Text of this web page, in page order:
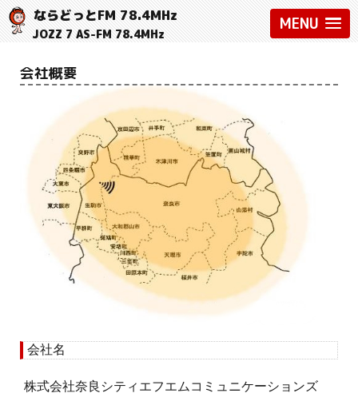
MENU
ならどっとFM 78.4MHz
JOZZ 7 AS-FM 78.4MHz
会社概要
会社名
株式会社奈良シティエフエムコミュニケーションズ